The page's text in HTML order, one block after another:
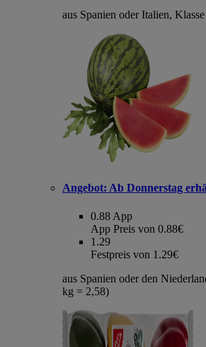
aus Spanien oder Italien,
Angebot: Ab Donnerstag
0.88 App
App Preis von 0.88€
1.29
Festpreis von 1.29€
aus Spanien oder den
kg = 2,58)